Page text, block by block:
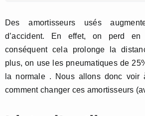
Des amortisseurs usés
d’accident. En effet, on perd
conséquent cela prolonge la
plus, on use les pneumatiques de
la normale . Nous allons donc voir
comment changer ces amortisseurs